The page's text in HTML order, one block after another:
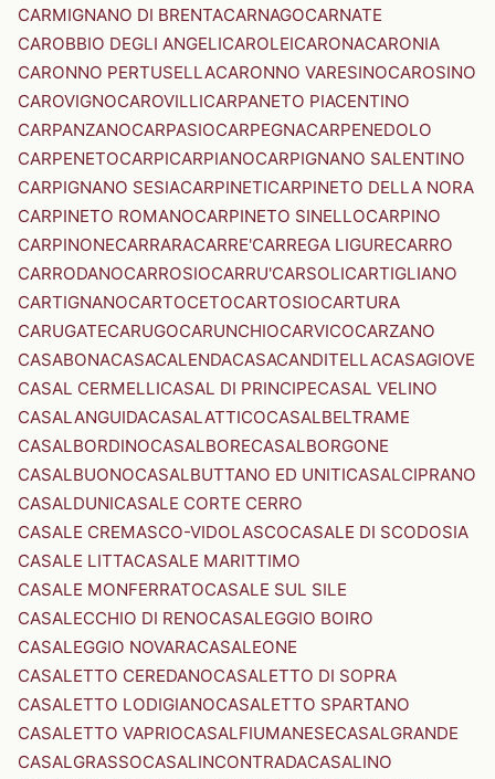
CARMIGNANO DI BRENTACARNAGOCARNATE
CAROBBIO DEGLI ANGELICAROLEICARONACARONIA
CARONNO PERTUSELLACARONNO VARESINOCAROSINO
CAROVIGNOCAROVILLICARPANETO PIACENTINO
CARPANZANOCARPASIOCARPEGNACARPENEDOLO
CARPENETOCARPICARPIANOCARPIGNANO SALENTINO
CARPIGNANO SESIACARPINETICARPINETO DELLA NORA
CARPINETO ROMANOCARPINETO SINELLOCARPINO
CARPINONECARRARACARRE'CARREGA LIGURECARRO
CARRODANOCARROSIOCARRU'CARSOLICARTIGLIANO
CARTIGNANOCARTOCETOCARTOSIOCARTURA
CARUGATECARUGOCARUNCHIOCARVICOCARZANO
CASABONACASACALENDACASACANDITELLACASAGIOVE
CASAL CERMELLICASAL DI PRINCIPECASAL VELINO
CASALANGUIDACASALATTICOCASALBELTRAME
CASALBORDINOCASALBORECASALBORGONE
CASALBUONOCASALBUTTANO ED UNITICASALCIPRANO
CASALDUNICASALE CORTE CERRO
CASALE CREMASCO-VIDOLASCOCASALE DI SCODOSIA
CASALE LITTACASALE MARITTIMO
CASALE MONFERRATOCASALE SUL SILE
CASALECCHIO DI RENOCASALEGGIO BOIRO
CASALEGGIO NOVARACASALEONE
CASALETTO CEREDANOCASALETTO DI SOPRA
CASALETTO LODIGIANOCASALETTO SPARTANO
CASALETTO VAPRIOCASALFIUMANESECASALGRANDE
CASALGRASSOCASALINCONTRADACASALINO